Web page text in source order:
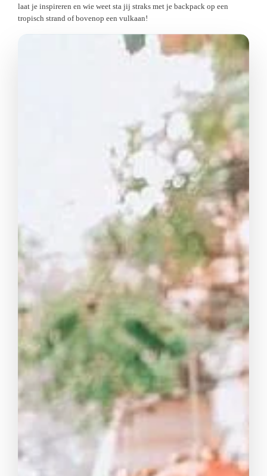
laat je inspireren en wie weet sta jij straks met je backpack op een
tropisch strand of bovenop een vulkaan!